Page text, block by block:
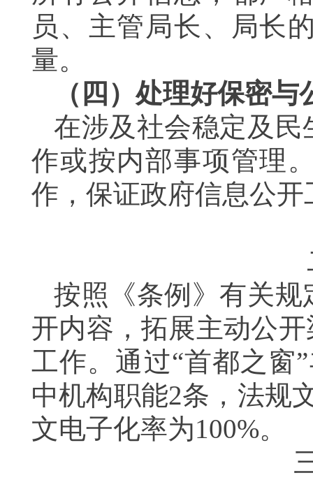
员、主管局长、局长
量。
（四）处理好保密与
在涉及社会稳定及
作或按内部事项管理
作，保证政府信息公
按照《条例》有关
开内容，拓展主动公
工作。 通过“首都之窗
中机构职能2条，法规
文电子化率为100%。